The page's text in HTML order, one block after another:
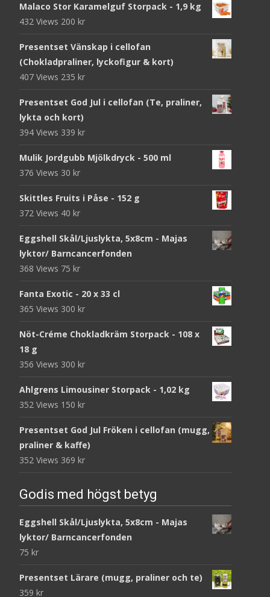
Malaco Stor Karamelguf Storpack - 1,9 kg
432 Views 200 kr
Presentset Vänskap i cellofan
(Chokladpraliner, lyckofigur & kort)
407 Views 235 kr
Presentset God Jul i cellofan (Te, praliner,
lykta och kort)
394 Views 339 kr
Mulik Jordgubb Mjölkdryck - 500 ml
376 Views 30 kr
Skittles Fruits i Påse - 152 g
372 Views 40 kr
Eggshell Skål/Ljuslykta, 5x8cm - Majas
lyktor/ Barncancerfonden
368 Views 75 kr
Fanta Exotic - 20 x 33 cl
365 Views 300 kr
Nöt-Créme Chokladkräm Storpack - 108 x
18 g
356 Views 300 kr
Ahlgrens Limousiner Storpack - 1,02 kg
352 Views 150 kr
Presentset God Jul Fröken i cellofan (mugg,
praliner & kaffe)
352 Views 369 kr
Godis med högst betyg
Eggshell Skål/Ljuslykta, 5x8cm - Majas
lyktor/ Barncancerfonden
75 kr
Presentset Lärare (mugg, praliner och te)
359 kr